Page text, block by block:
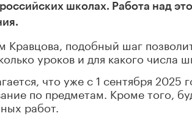
школах. Работа над
Кравцова, подобный шаг
уроков и для какого числа
что уже с 1 сентября
по предметам. Кроме того,
работ.